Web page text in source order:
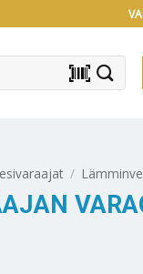
barcode_scanner
/